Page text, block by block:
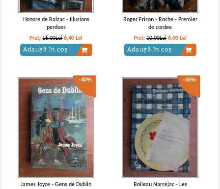
Honore de Balzac - Illusions
perdues
Pret:16,00Lei 6,40 Lei
Adaugă în coș
Roger Frison - Roche - Premier
de cordee
Pret:10,00Lei 6,00 Lei
Adaugă în coș
-40%
James Joyce - Gens de Dublin
-35%
Boileau Narcejac - Les